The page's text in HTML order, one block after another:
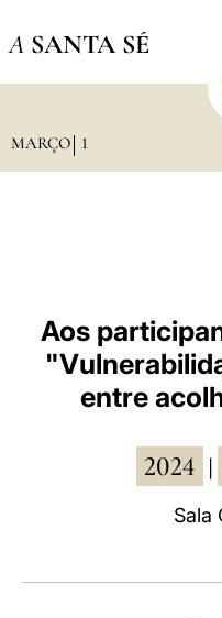
A SANTA SÉ
MARÇO 1
Aos
entre
2024
Sala